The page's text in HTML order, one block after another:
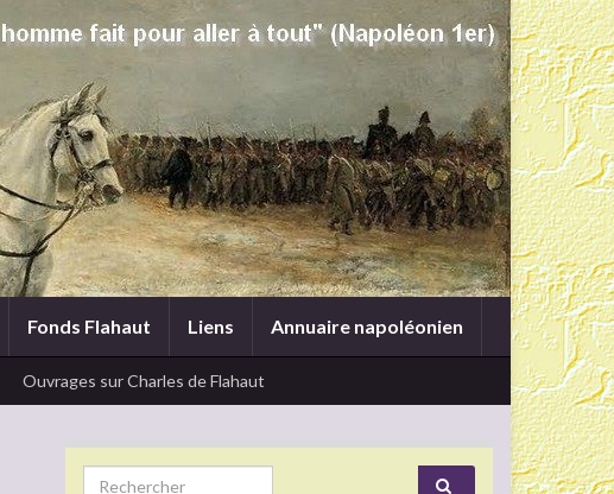
Fonds Flahaut Liens Annuaire napoléonien
Ouvrages sur Charles de Flahaut
Search for: